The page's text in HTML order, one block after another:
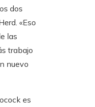
dos
«Eso
las
trabajo
nuevo
es